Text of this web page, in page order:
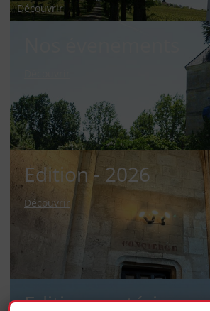
Découvrir
Edition - 2026
Découvrir
Editions antérieures